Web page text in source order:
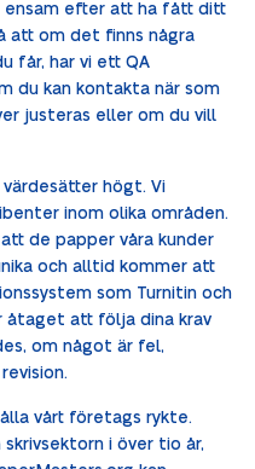
ensam efter att ha fått ditt
att om det finns några
får, har vi ett QA
du kan kontakta när som
justeras eller om du vill
högt. Vi
inom olika områden.
de papper våra kunder
och alltid kommer att
som Turnitin och
åtaget att följa dina krav
om något är fel,
vårt företags rykte.
i över tio år,